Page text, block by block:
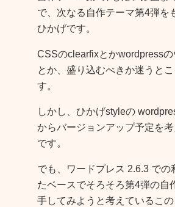
で、次なる自作テーマ第4弾を
ひかげです。
CSSのclearfixとかwordpressの
とか、盛り込むべきか迷うとこ
す。
しかし、ひかげstyleの
からバージョンアップ予定を
です。
でも、ワードプレス 2.6.3 での
たベースでそろそろ第4弾の自
手してみようと考えているこの